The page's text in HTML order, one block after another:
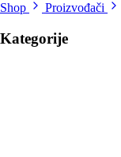
Shop
Proizvođači
Kategorije